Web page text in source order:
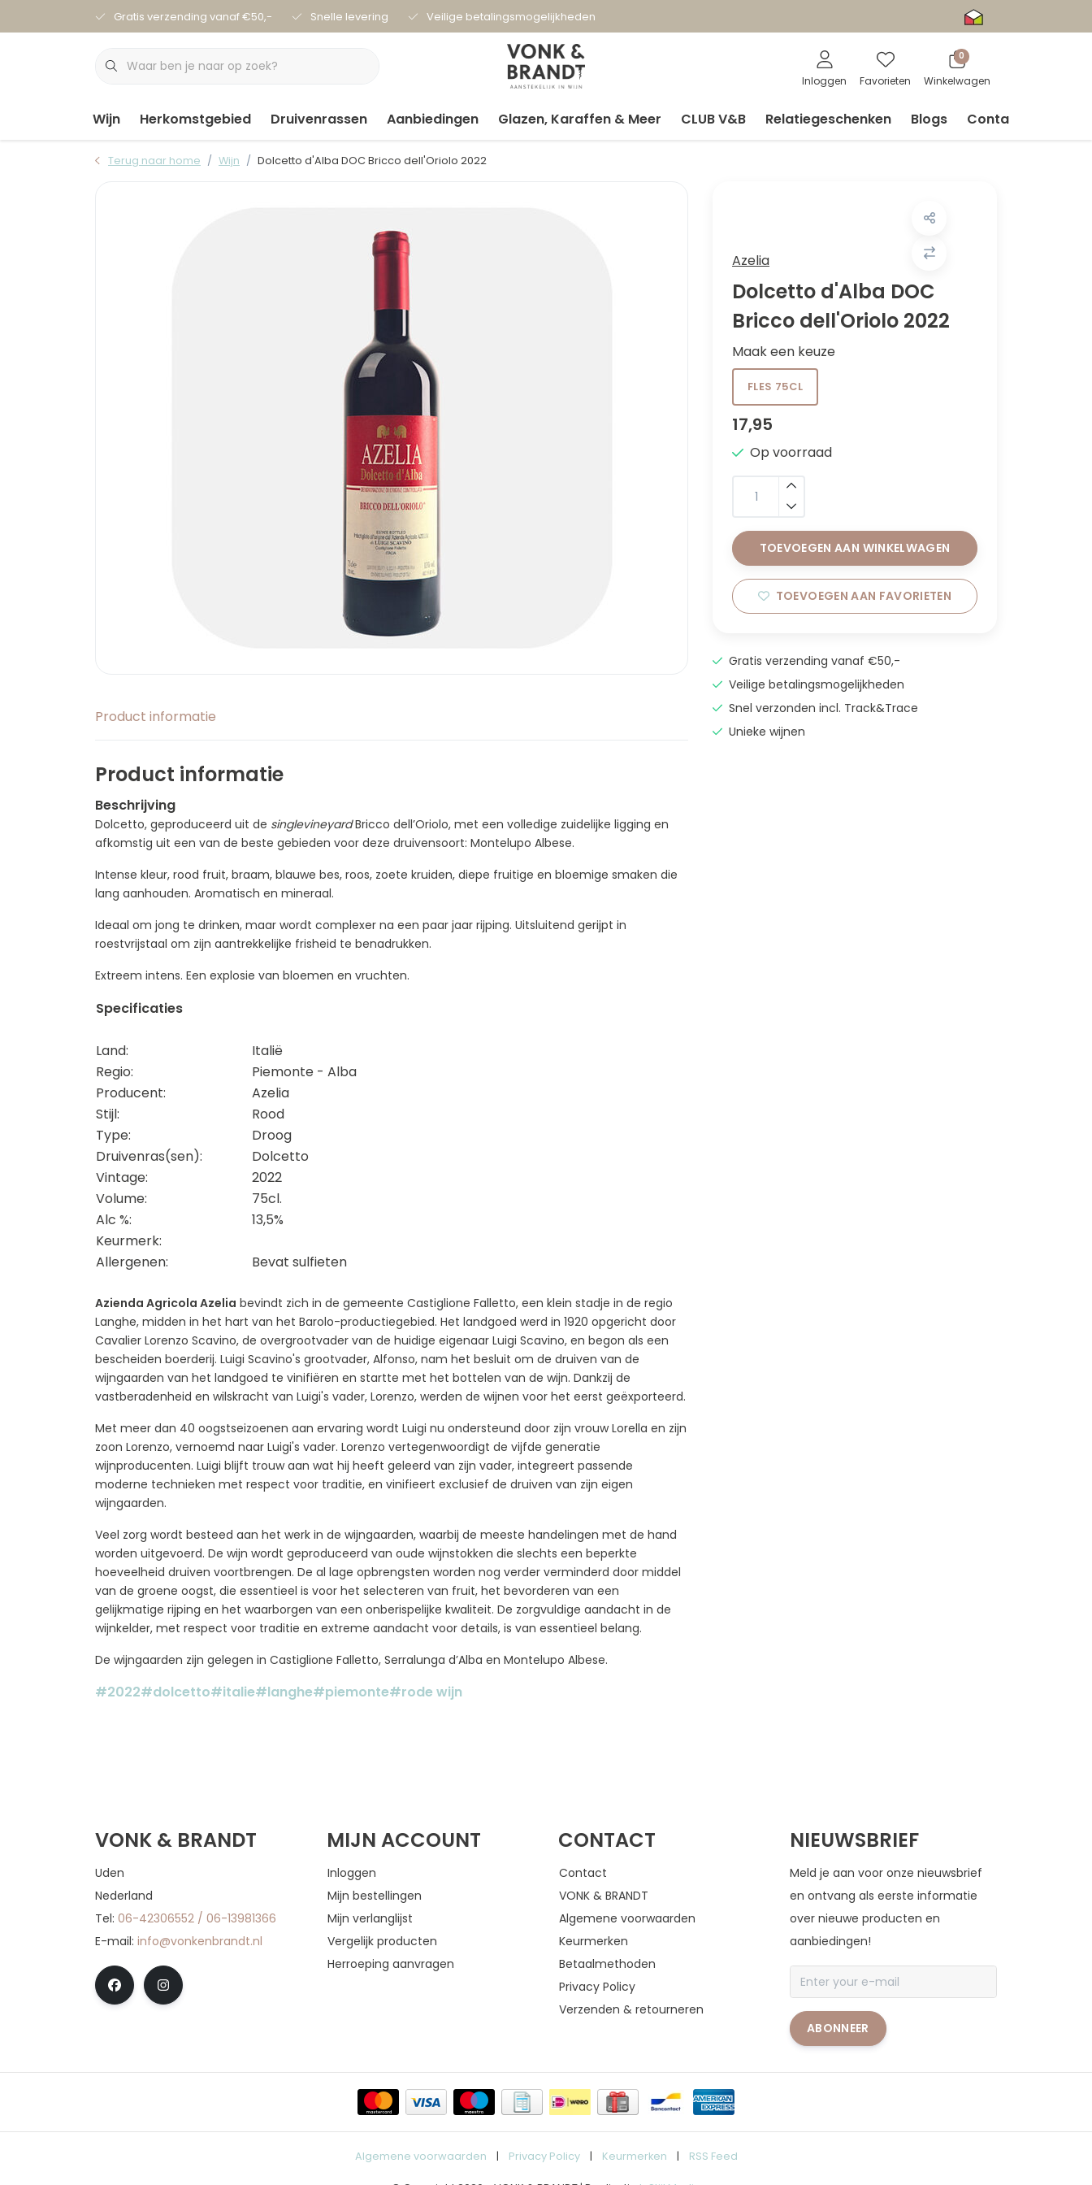
Gratis verzending vanaf €50,- Snelle levering Veilige betalingsmogelijkheden
Inloggen Favorieten
0
Winkelwagen
Wijn Herkomstgebied Druivenrassen Aanbiedingen Glazen, Karaffen & Meer CLUB V&B Relatiegeschenken Blogs Contact
Terug naar home Wijn Dolcetto d'Alba DOC Bricco dell'Oriolo 2022
Azelia
Dolcetto d'Alba DOC
Bricco dell'Oriolo 2022
Maak een keuze
FLES 75CL
17,95
Op voorraad
TOEVOEGEN AAN WINKELWAGEN
TOEVOEGEN AAN FAVORIETEN
Gratis verzending vanaf €50,-
Veilige betalingsmogelijkheden
Snel verzonden incl. Track&Trace
Unieke wijnen
Product informatie
Product informatie
Beschrijving
Dolcetto, geproduceerd uit de singlevineyardBricco dell’Oriolo, met een volledige zuidelijke ligging en
afkomstig uit een van de beste gebieden voor deze druivensoort: Montelupo Albese.
Intense kleur, rood fruit, braam, blauwe bes, roos, zoete kruiden, diepe fruitige en bloemige smaken die
lang aanhouden. Aromatisch en mineraal.
Ideaal om jong te drinken, maar wordt complexer na een paar jaar rijping. Uitsluitend gerijpt in
roestvrijstaal om zijn aantrekkelijke frisheid te benadrukken.
Extreem intens. Een explosie van bloemen en vruchten.
Specificaties
Land:
Italië
Regio:
Piemonte - Alba
Producent:
Azelia
Stijl:
Rood
Type:
Droog
Druivenras(sen):
Dolcetto
Vintage:
2022
Volume:
75cl.
Alc %:
13,5%
Keurmerk:
Allergenen:
Bevat sulfieten
Azienda Agricola Azelia bevindt zich in de gemeente Castiglione Falletto, een klein stadje in de regio
Langhe, midden in het hart van het Barolo-productiegebied. Het landgoed werd in 1920 opgericht door
Cavalier Lorenzo Scavino, de overgrootvader van de huidige eigenaar Luigi Scavino, en begon als een
bescheiden boerderij. Luigi Scavino's grootvader, Alfonso, nam het besluit om de druiven van de
wijngaarden van het landgoed te vinifiëren en startte met het bottelen van de wijn. Dankzij de
vastberadenheid en wilskracht van Luigi's vader, Lorenzo, werden de wijnen voor het eerst geëxporteerd.
Met meer dan 40 oogstseizoenen aan ervaring wordt Luigi nu ondersteund door zijn vrouw Lorella en zijn
zoon Lorenzo, vernoemd naar Luigi's vader. Lorenzo vertegenwoordigt de vijfde generatie
wijnproducenten. Luigi blijft trouw aan wat hij heeft geleerd van zijn vader, integreert passende
moderne technieken met respect voor traditie, en vinifieert exclusief de druiven van zijn eigen
wijngaarden.
Veel zorg wordt besteed aan het werk in de wijngaarden, waarbij de meeste handelingen met de hand
worden uitgevoerd. De wijn wordt geproduceerd van oude wijnstokken die slechts een beperkte
hoeveelheid druiven voortbrengen. De al lage opbrengsten worden nog verder verminderd door middel
van de groene oogst, die essentieel is voor het selecteren van fruit, het bevorderen van een
gelijkmatige rijping en het waarborgen van een onberispelijke kwaliteit. De zorgvuldige aandacht in de
wijnkelder, met respect voor traditie en extreme aandacht voor details, is van essentieel belang.
De wijngaarden zijn gelegen in Castiglione Falletto, Serralunga d’Alba en Montelupo Albese.
#2022#dolcetto#italie#langhe#piemonte#rode wijn
VONK & BRANDT
Uden
Nederland
Tel: 06-42306552 / 06-13981366
E-mail: info@vonkenbrandt.nl
MIJN ACCOUNT
Inloggen
Mijn bestellingen
Mijn verlanglijst
Vergelijk producten
Herroeping aanvragen
CONTACT
Contact
VONK & BRANDT
Algemene voorwaarden
Keurmerken
Betaalmethoden
Privacy Policy
Verzenden & retourneren
NIEUWSBRIEF
Meld je aan voor onze nieuwsbrief
en ontvang als eerste informatie
over nieuwe producten en
aanbiedingen!
ABONNEER
Algemene voorwaarden | Privacy Policy | Keurmerken | RSS Feed